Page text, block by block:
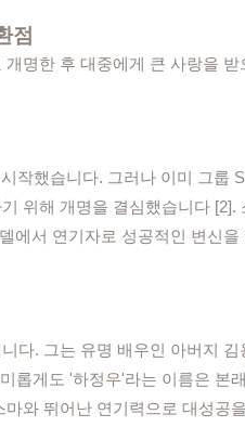
점
명한 후 대중에게 큰 사랑을
작했습니다. 그러나 이미 그룹
위해 개명을 결심했습니다
에서 연기자로 성공적인 변신
다. 그는 유명 배우인 아버지
롭게도 '하정우'라는 이름은
와 뛰어난 연기력으로 대성